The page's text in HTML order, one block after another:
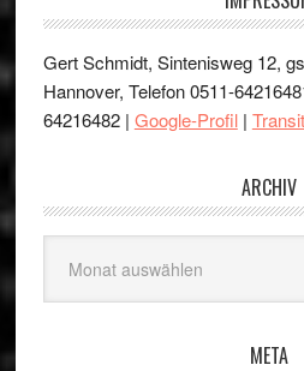
Gert Schmidt, Sintenisweg 12,
Hannover, Telefon 0511-
64216482 | Google-Profil|
ARCHIV
META